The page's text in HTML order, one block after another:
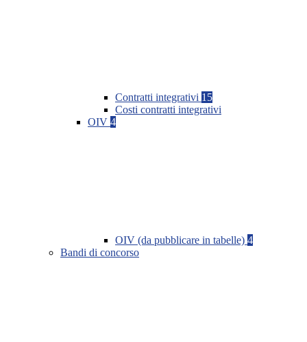
Contratti integrativi 15
Costi contratti integrativi
OIV 4
OIV (da pubblicare in tabelle) 4
Bandi di concorso